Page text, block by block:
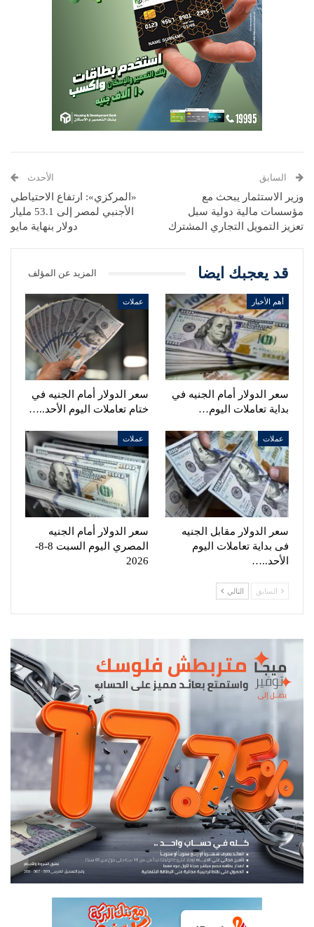
السابق
وزير الاستثمار يبحث مع
مؤسسات مالية دولية سبل
تعزيز التمويل التجاري المشترك
الأحدث
«المركزي»: ارتفاع الاحتياطي
الأجنبي لمصر إلى 53.1 مليار
دولار بنهاية مايو
قد يعجبك ايضا المزيد عن المؤلف
أهم الأخبار
سعر الدولار أمام الجنيه في
بداية تعاملات اليوم…
عملات
سعر الدولار أمام الجنيه في
ختام تعاملات اليوم الأحد..…
عملات
سعر الدولار مقابل الجنيه
فى بداية تعاملات اليوم
الأحد..…
عملات
سعر الدولار أمام الجنيه
المصري اليوم السبت 8-8-
2026
السابق التالي